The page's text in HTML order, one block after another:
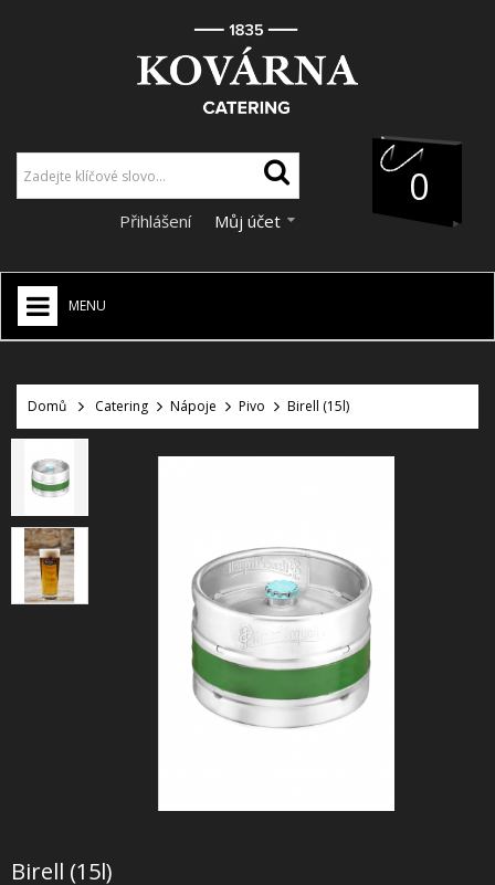
0
Přihlášení Můj účet
MENU
CATERING
SLUŽBY
PRONÁJEM
DOPORUČUJEME
Domů Catering Nápoje Pivo Birell (15l)
Birell (15l)